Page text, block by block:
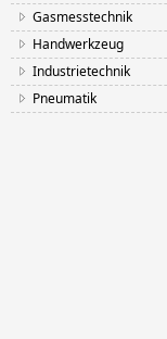
Gasmesstechnik
Handwerkzeug
Industrietechnik
Pneumatik